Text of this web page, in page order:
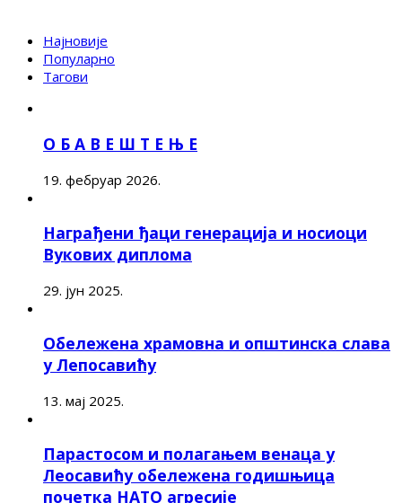
Најновије
Популарно
Тагови
О Б А В Е Ш Т Е Њ Е
19. фебруар 2026.
Награђени ђаци генерација и носиоци
Вукових диплома
29. јун 2025.
Обележена храмовна и општинска слава
у Лепосавићу
13. мај 2025.
Парастосом и полагањем венаца у
Леосавићу обележена годишњица
почетка НАТО агресије